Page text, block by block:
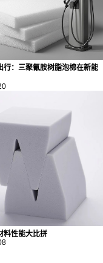
行：三聚氰胺树脂泡棉在新能
料性能大比拼